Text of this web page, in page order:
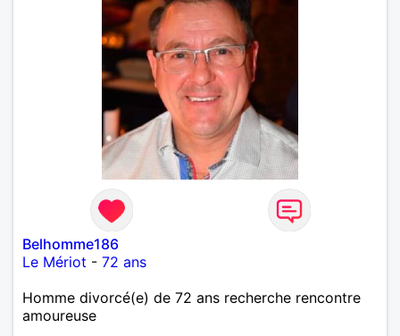
Belhomme186
Le Mériot - 72 ans
Homme divorcé(e) de 72 ans recherche rencontre
amoureuse